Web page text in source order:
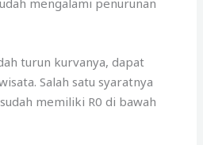
turun kurvanya, dapat
Salah satu syaratnya
memiliki R0 di bawah